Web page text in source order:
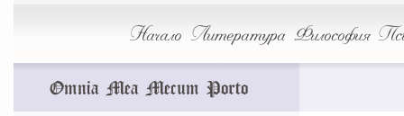
х
з
Начало Литература Философия
Omnia Mea Mecum Porto